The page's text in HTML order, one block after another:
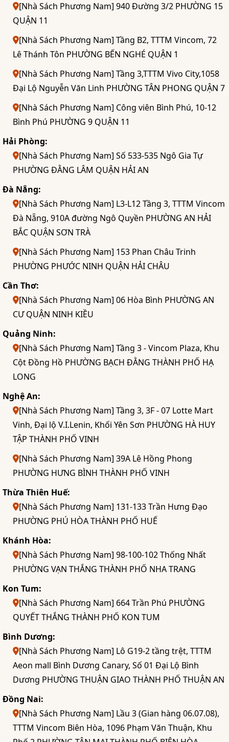
[Nhà Sách Phương Nam] 940 Đường 3/2 PHƯỜNG 15
QUẬN 11
[Nhà Sách Phương Nam] Tầng B2, TTTM Vincom, 72
Lê Thánh Tôn PHƯỜNG BẾN NGHÉ QUẬN 1
[Nhà Sách Phương Nam] Tầng 3,TTTM Vivo City,1058
Đại Lộ Nguyễn Văn Linh PHƯỜNG TÂN PHONG QUẬN 7
[Nhà Sách Phương Nam] Công viên Bình Phú, 10-12
Bình Phú PHƯỜNG 9 QUẬN 11
Hải Phòng:
[Nhà Sách Phương Nam] Số 533-535 Ngô Gia Tự
PHƯỜNG ĐẰNG LÂM QUẬN HẢI AN
Đà Nẵng:
[Nhà Sách Phương Nam] L3-L12 Tầng 3, TTTM Vincom
Đà Nẵng, 910A đường Ngô Quyền PHƯỜNG AN HẢI
BẮC QUẬN SƠN TRÀ
[Nhà Sách Phương Nam] 153 Phan Châu Trinh
PHƯỜNG PHƯỚC NINH QUẬN HẢI CHÂU
Cần Thơ:
[Nhà Sách Phương Nam] 06 Hòa Bình PHƯỜNG AN
CƯ QUẬN NINH KIỀU
Quảng Ninh:
[Nhà Sách Phương Nam] Tầng 3 - Vincom Plaza, Khu
Cột Đồng Hồ PHƯỜNG BẠCH ĐẰNG THÀNH PHỐ HẠ
LONG
Nghệ An:
[Nhà Sách Phương Nam] Tầng 3, 3F - 07 Lotte Mart
Vinh, Đại lộ V.I.Lenin, Khối Yên Sơn PHƯỜNG HÀ HUY
TẬP THÀNH PHỐ VINH
[Nhà Sách Phương Nam] 39A Lê Hồng Phong
PHƯỜNG HƯNG BÌNH THÀNH PHỐ VINH
Thừa Thiên Huế:
[Nhà Sách Phương Nam] 131-133 Trần Hưng Đạo
PHƯỜNG PHÚ HÒA THÀNH PHỐ HUẾ
Khánh Hòa:
[Nhà Sách Phương Nam] 98-100-102 Thống Nhất
PHƯỜNG VẠN THẮNG THÀNH PHỐ NHA TRANG
Kon Tum:
[Nhà Sách Phương Nam] 664 Trần Phú PHƯỜNG
QUYẾT THẮNG THÀNH PHỐ KON TUM
Bình Dương:
[Nhà Sách Phương Nam] Lô G19-2 tầng trệt, TTTM
Aeon mall Bình Dương Canary, Số 01 Đại Lộ Bình
Dương PHƯỜNG THUẬN GIAO THÀNH PHỐ THUẬN AN
Đồng Nai:
[Nhà Sách Phương Nam] Lầu 3 (Gian hàng 06.07.08),
TTTM Vincom Biên Hòa, 1096 Phạm Văn Thuận, Khu